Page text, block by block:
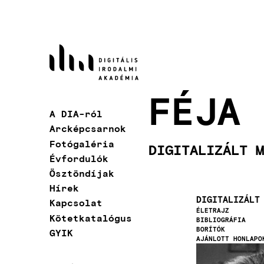
Fő
navigáció
A DIA-ról
Arcképcsarnok
Fotógaléria
Évfordulók
Ösztöndíjak
Hírek
Kapcsolat
Kötetkatalógus
GYIK
DIGITALIZÁLT
ÉLETRAJZ
BIBLIOGRÁFIA
BORÍTÓK
AJÁNLOTT
FÉJA
DIGITALIZÁLT